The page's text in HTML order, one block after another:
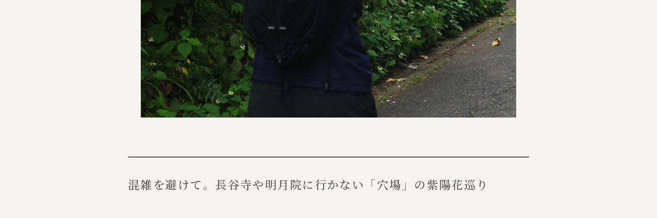
混雑を避けて。長谷寺や明月院に行かない「穴場」の紫陽花巡り